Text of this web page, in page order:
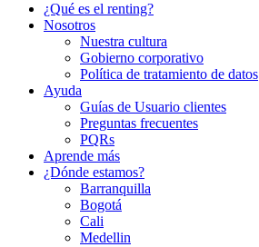
¿Qué es el renting?
Nosotros
Nuestra cultura
Gobierno corporativo
Política de tratamiento de datos
Ayuda
Guías de Usuario clientes
Preguntas frecuentes
PQRs
Aprende más
¿Dónde estamos?
Barranquilla
Bogotá
Cali
Medellin